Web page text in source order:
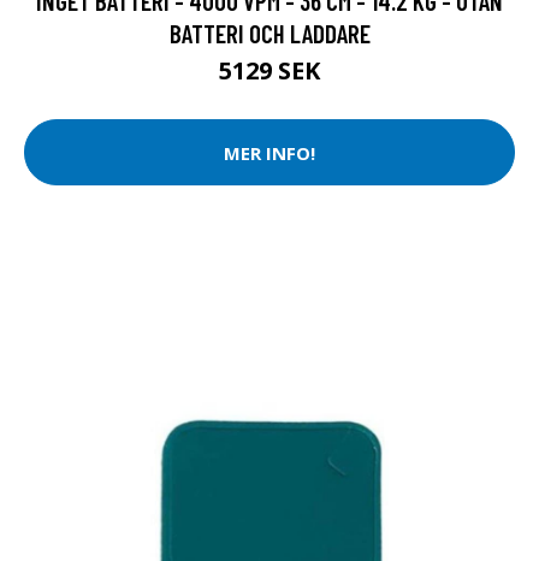
BATTERI OCH LADDARE
5129 SEK
MER INFO!